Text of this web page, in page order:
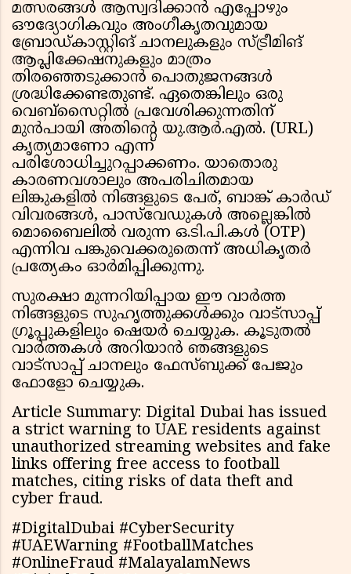
മത്സരങ്ങൾ ആസ്വദിക്കാൻ എപ്പോഴും
ഔദ്യോഗികവും അംഗീകൃതവുമായ
ബ്രോഡ്കാസ്റ്റിങ് ചാനലുകളും സ്ട്രീമിങ്
ആപ്ലിക്കേഷനുകളും മാത്രം
തിരഞ്ഞെടുക്കാൻ പൊതുജനങ്ങൾ
ശ്രദ്ധിക്കേണ്ടതുണ്ട്. ഏതെങ്കിലും ഒരു
വെബ്സൈറ്റിൽ പ്രവേശിക്കുന്നതിന്
മുൻപായി അതിൻ്റെ യു.ആർ.എൽ. (URL)
കൃത്യമാണോ എന്ന്
പരിശോധിച്ചുറപ്പാക്കണം. യാതൊരു
കാരണവശാലും അപരിചിതമായ
ലിങ്കുകളിൽ നിങ്ങളുടെ പേര്, ബാങ്ക് കാർഡ്
വിവരങ്ങൾ, പാസ്‌വേഡുകൾ അല്ലെങ്കിൽ
മൊബൈലിൽ വരുന്ന ഒ.ടി.പി.കൾ (OTP)
എന്നിവ പങ്കുവെക്കരുതെന്ന് അധികൃതർ
പ്രത്യേകം ഓർമിപ്പിക്കുന്നു.
സുരക്ഷാ മുന്നറിയിപ്പായ ഈ വാർത്ത
നിങ്ങളുടെ സുഹൃത്തുക്കൾക്കും വാട്സാപ്പ്
ഗ്രൂപ്പുകളിലും ഷെയർ ചെയ്യുക. കൂടുതൽ
വാർത്തകൾ അറിയാൻ ഞങ്ങളുടെ
വാട്സാപ്പ് ചാനലും ഫേസ്ബുക്ക് പേജും
ഫോളോ ചെയ്യുക.
Article Summary: Digital Dubai has issued
a strict warning to UAE residents against
unauthorized streaming websites and fake
links offering free access to football
matches, citing risks of data theft and
cyber fraud.
#DigitalDubai #CyberSecurity
#UAEWarning #FootballMatches
#OnlineFraud #MalayalamNews